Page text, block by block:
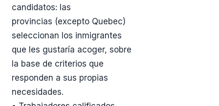
candidatos: las
provincias (excepto Quebec)
seleccionan los inmigrantes
que les gustaría acoger, sobre
la base de criterios que
responden a sus propias
necesidades.